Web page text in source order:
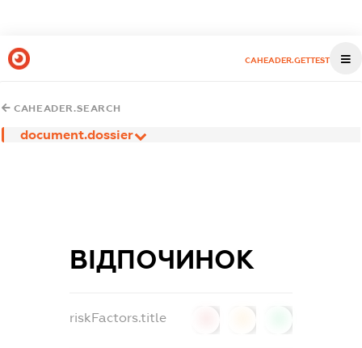
CAHEADER.GETTEST
CAHEADER.SEARCH
document.dossier
ВІДПОЧИНОК
riskFactors.title